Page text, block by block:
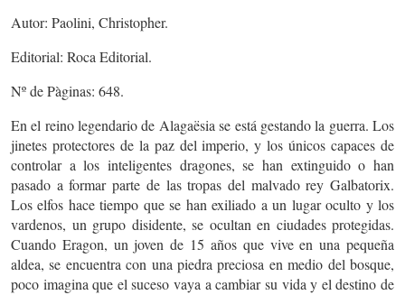
Autor: Paolini, Christopher.
Editorial: Roca Editorial.
Nº de Pàginas: 648.
En el reino legendario de Alagaësia se está gestando la guerra. Los
jinetes protectores de la paz del imperio, y los únicos capaces de
controlar a los inteligentes dragones, se han extinguido o han
pasado a formar parte de las tropas del malvado rey Galbatorix.
Los elfos hace tiempo que se han exiliado a un lugar oculto y los
vardenos, un grupo disidente, se ocultan en ciudades protegidas.
Cuando Eragon, un joven de 15 años que vive en una pequeña
aldea, se encuentra con una piedra preciosa en medio del bosque,
poco imagina que el suceso vaya a cambiar su vida y el destino de